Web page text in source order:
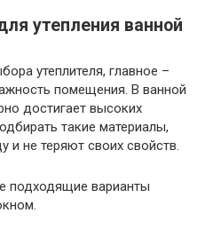
утепления ванной
утеплителя, главное –
помещения. В ванной
достигает высоких
такие материалы,
и не теряют своих свойств.
подходящие варианты